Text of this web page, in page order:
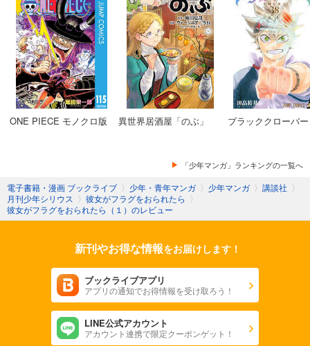
ONE PIECE モノクロ版 異世界居酒屋「のぶ」 ブラッククローバー
「少年マンガ」ランキングの一覧へ
電子書籍・漫画 ブックライブ 〉 少年・青年マンガ 〉 少年マンガ 〉 講談社 〉
月刊少年シリウス 〉 彼女がフラグをおられたら 〉
彼女がフラグをおられたら（１）のレビュー
新刊やお得な情報をお届けします！
ブックライブアプリ
アプリの通知でお得情報を受け取ろう！
LINE公式アカウント
アカウント連携で限定クーポンゲット！